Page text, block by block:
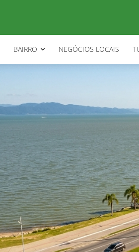
BAIRRO NEGÓCIOS LOCAIS